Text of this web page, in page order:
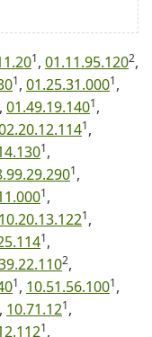
1, 01.11.95.1202,
1, 01.25.31.0001,
, 01.49.19.1401,
1,
1,
1,
1,
10.20.13.1221,
1,
2,
1, 10.51.56.1001,
, 10.71.121,
1,